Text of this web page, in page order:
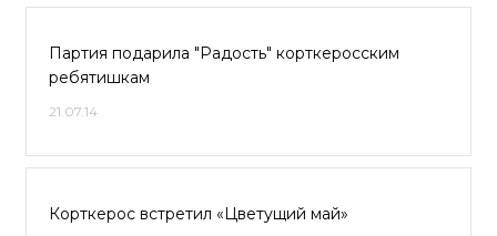
Партия подарила "Радость" корткеросским
ребятишкам
21.07.14
Корткерос встретил «Цветущий май»